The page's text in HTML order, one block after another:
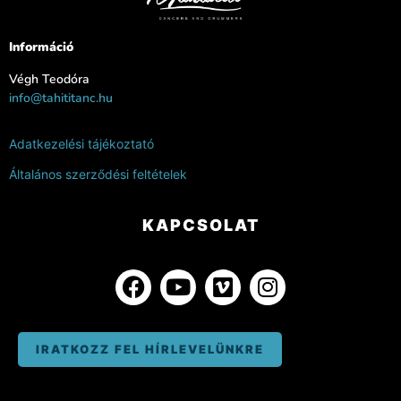
Információ
Végh Teodóra
info@tahititanc.hu
Adatkezelési tájékoztató
Általános szerződési feltételek
KAPCSOLAT
IRATKOZZ FEL HÍRLEVELÜNKRE